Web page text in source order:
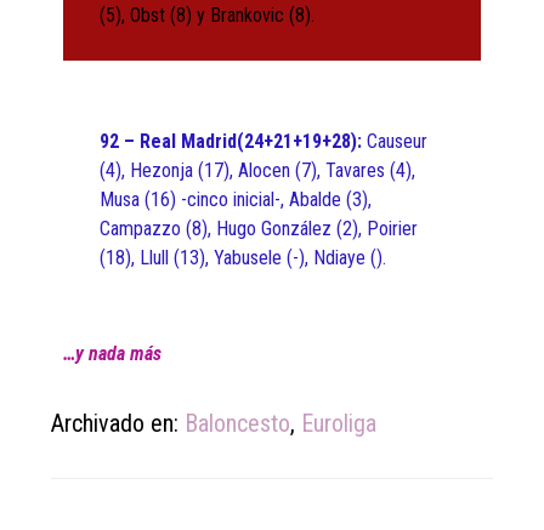
(5), Obst (8) y Brankovic (8).
92 – Real Madrid(24+21+19+28):Causeur
(4), Hezonja (17), Alocen (7), Tavares (4),
Musa (16) -cinco inicial-, Abalde (3),
Campazzo (8), Hugo González (2), Poirier
(18), Llull (13), Yabusele (-), Ndiaye ().
…y nada más
Archivado en: Baloncesto, Euroliga